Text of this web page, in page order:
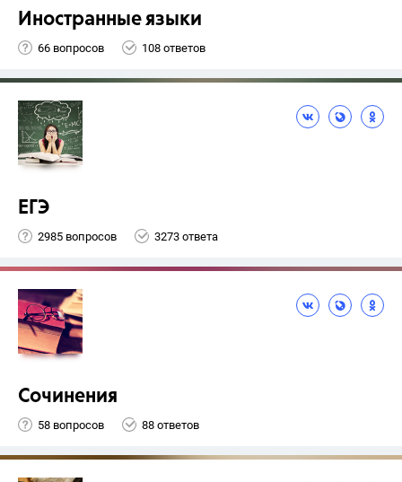
Иностранные языки
66 вопросов 108 ответов
ЕГЭ
2985 вопросов 3273 ответа
Сочинения
58 вопросов 88 ответов